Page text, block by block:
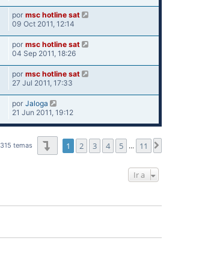
por msc hotline sat
09 Oct 2011, 12:14
por msc hotline sat
04 Sep 2011, 18:26
por msc hotline sat
27 Jul 2011, 17:33
por Jaloga
21 Jun 2011, 19:12
315 temas Página1 de
1 2 3 4 5 … 11
Ir a